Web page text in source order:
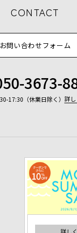
詳し
CONTACT
お問い合わせフォーム
3673-
17:30（休業日除く） 詳